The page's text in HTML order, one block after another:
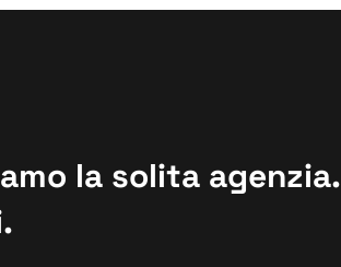
la solita agenzia.